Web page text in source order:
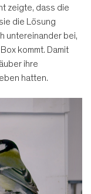
zeigte, dass die
die Lösung
untereinander bei,
kommt. Damit
ihre
hatten.